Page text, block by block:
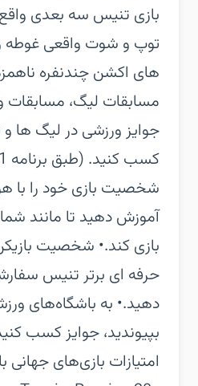
بازی تنیس سه بعدی واقع
توپ و شوت واقعی غوطه
های اکشن چندنفره
مسابقات لیگ، مسابقات
جوایز ورزشی در لیگ ها
شخصیت بازی خود را
آموزش دهید تا مانند
بازی کند.‏• شخصیت
حرفه ای برتر تنیس
دهید.‏• به باشگاه‌های
بپیوندید، جوایز کسب